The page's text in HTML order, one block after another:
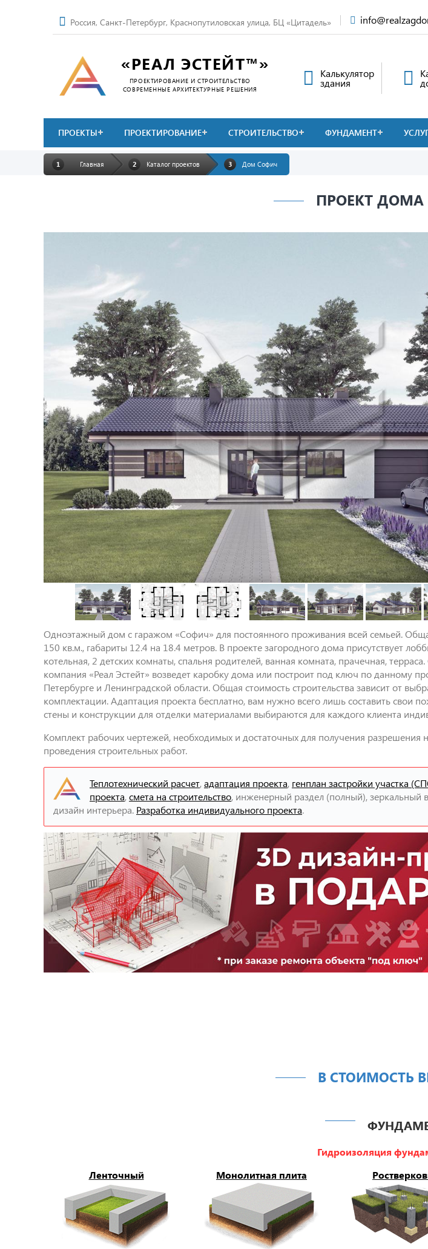
Россия, Санкт-Петербург, Краснопутиловская улица, БЦ «Цитадель»
«РЕАЛ ЭСТЕЙТ™»
ПРОЕКТИРОВАНИЕ И СТРОИТЕЛЬСТВО
СОВРЕМЕННЫЕ АРХИТЕКТУРНЫЕ РЕШЕНИЯ
Калькулятор
здания
ПРОЕКТЫ ПРОЕКТИРОВАНИЕ СТРОИТЕЛЬСТВО ФУНДАМЕНТ
Главная Каталог проектов Дом Софич
ПРОЕКТ ДОМА
Одноэтажный дом с гаражом «Софич» для постоянного проживания всей семьей.
150 кв.м., габариты 12.4 на 18.4 метров. В проекте загородного дома присутствует
котельная, 2 детских комнаты, спальня родителей, ванная комната, прачечная,
компания «Реал Эстейт» возведет каробку дома или построит под ключ по данному
Петербурге и Ленинградской области. Общая стоимость строительства зависит от
комплектации. Адаптация проекта бесплатно, вам нужно всего лишь составить свои
стены и конструкции для отделки материалами выбираются для каждого клиента
Комплект рабочих чертежей, необходимых и достаточных для получения разрешения
проведения строительных работ.
Теплотехнический расчет,адаптация проекта, генплан застройки участка
проекта,смета на строительство, инженерный раздел (полный), зеркальный
дизайн интерьера. Разработка индивидуального проекта.
В СТОИМОСТЬ
Гидроизоляция
Ленточный
Монолитная плита